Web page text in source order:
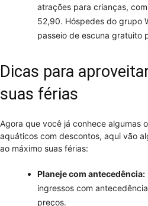
atrações para crianças,
52,90. Hóspedes do grupo
passeio de escuna gratuito
Dicas para
suas férias
Agora que você já conhece algumas
aquáticos com descontos, aqui vão
ao máximo suas férias:
Planeje com antecedência:
ingressos com
preços.